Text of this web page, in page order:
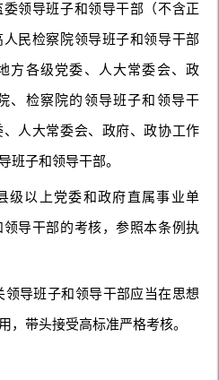
领导班子和领导干部（不含正
民检察院领导班子和领导干部
方各级党委、人大常委会、政
、检察院的领导班子和领导干
人大常委会、政府、政协工作
班子和领导干部。
级以上党委和政府直属事业单
导干部的考核，参照本条例执
领导班子和领导干部应当在思想
，带头接受高标准严格考核。